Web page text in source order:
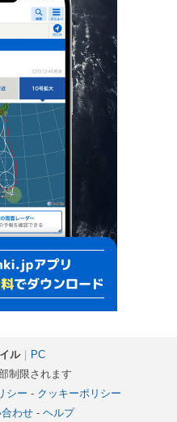
ル｜ PC
制限されます
シー - クッキーポリシー
わせ- ヘルプ